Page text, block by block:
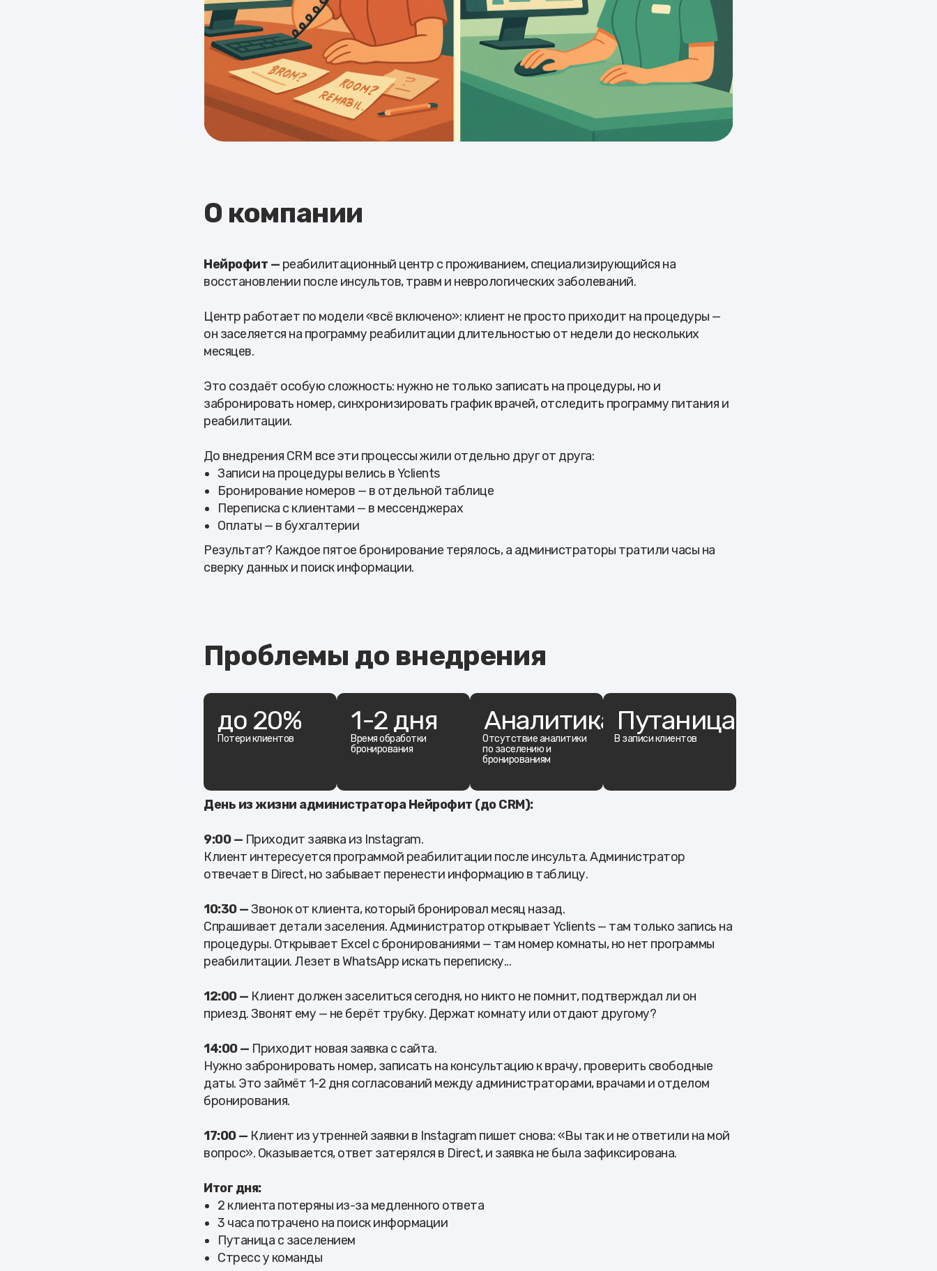
О компании
Нейрофит — реабилитационный центр с проживанием, специализирующийся на
восстановлении после инсультов, травм и неврологических заболеваний.
Центр работает по модели «всё включено»: клиент не просто приходит на процедуры —
он заселяется на программу реабилитации длительностью от недели до нескольких
месяцев.
Это создаёт особую сложность: нужно не только записать на процедуры, но и
забронировать номер, синхронизировать график врачей, отследить программу питания и
реабилитации.
До внедрения CRM все эти процессы жили отдельно друг от друга:
Записи на процедуры велись в Yclients
Бронирование номеров — в отдельной таблице
Переписка с клиентами — в мессенджерах
Оплаты — в бухгалтерии
Результат? Каждое пятое бронирование терялось, а администраторы тратили часы на
сверку данных и поиск информации.
Проблемы до внедрения
до 20%
Потери клиентов
1-2 дня
Время обработки
бронирования
Аналитика
Отсутствие аналитики
по заселению и
бронированиям
Путаница
В записи клиентов
День из жизни администратора Нейрофит (до CRM):
9:00 — Приходит заявка из Instagram.
Клиент интересуется программой реабилитации после инсульта. Администратор
отвечает в Direct, но забывает перенести информацию в таблицу.
10:30 —Звонок от клиента, который бронировал месяц назад.
Спрашивает детали заселения. Администратор открывает Yclients — там только запись на
процедуры. Открывает Excel с бронированиями — там номер комнаты, но нет программы
реабилитации. Лезет в WhatsApp искать переписку...
12:00 — Клиент должен заселиться сегодня, но никто не помнит, подтверждал ли он
приезд. Звонят ему — не берёт трубку. Держат комнату или отдают другому?
14:00 — Приходит новая заявка с сайта.
Нужно забронировать номер, записать на консультацию к врачу, проверить свободные
даты. Это займёт 1-2 дня согласований между администраторами, врачами и отделом
бронирования.
17:00 — Клиент из утренней заявки в Instagram пишет снова: «Вы так и не ответили на мой
вопрос». Оказывается, ответ затерялся в Direct, и заявка не была зафиксирована.
Итог дня:
2 клиента потеряны из-за медленного ответа
3 часа потрачено на поиск информации
Путаница с заселением
Стресс у команды